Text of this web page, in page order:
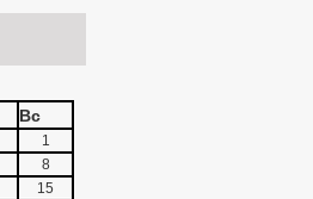
Вс
1
8
15